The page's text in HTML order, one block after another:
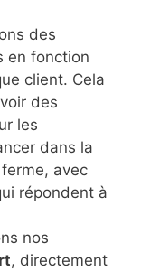
des
en fonction
client. Cela
des
les
dans la
avec
répondent à
nos
, directement